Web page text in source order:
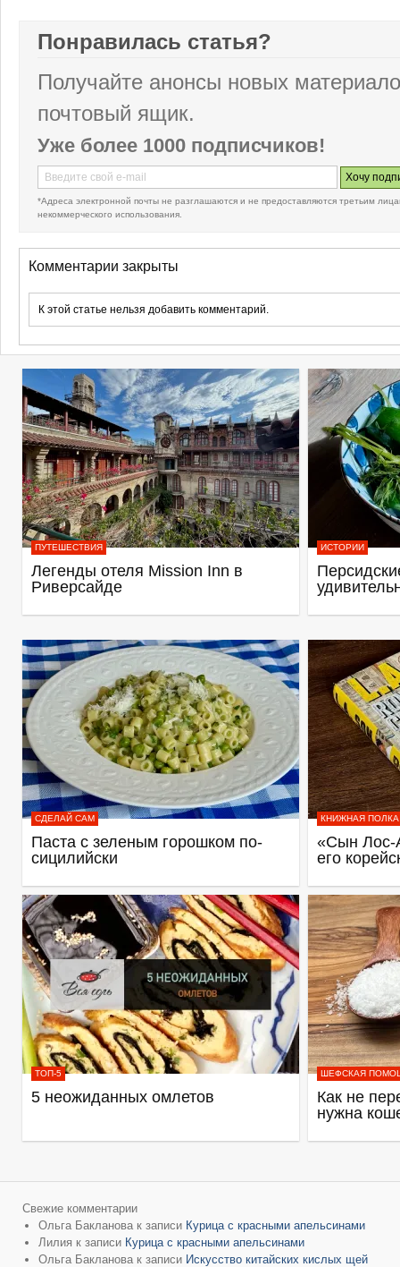
Понравилась статья?
Получайте анонсы новых
почтовый ящик.
Уже более 1000 подписчиков!
*Адреса электронной почты не разглашаются и не предоставляются третьим
некоммерческого использования.
Комментарии закрыты
К этой статье нельзя добавить комментарий.
ПУТЕШЕСТВИЯ
Легенды отеля Mission Inn в
Риверсайде
ИСТОРИИ
СДЕЛАЙ САМ
Паста с зеленым горошком по-
сицилийски
КНИЖНАЯ ПОЛКА
«Сын Лос-
его
ТОП-5
5 неожиданных омлетов
ШЕФСКАЯ
Как не
нужна
Свежие комментарии
Ольга Бакланова к записи Курица с красными апельсинами
Лилия к записи Курица с красными апельсинами
Ольга Бакланова к записи Искусство китайских кислых щей